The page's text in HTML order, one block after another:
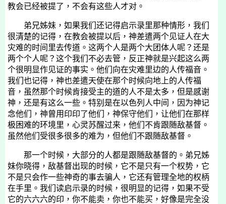
教会已经被提了，不会有这些人才对。
弟兄姊妹，如果我们还记得启示录里那种情形，我们
很清楚的记得，在教会被提以后，神差遣两个见证人在大
灾难的时间里去传道。这两个人是两个大团体人呢？还是
两个个人呢？这个我们不必去管，反正神就是兴起这么两
个很明显作见证的事实。他们向在灾难里边的人传福音。
我们也记得，神也差遣天使在那个时候向地上的人传福
音，虽然那个时候肯接受主的道的人不是太多，但是感谢
神，还是有这么一些。特别是在以色列人中间，因为神记
念他们，神曾用印印了他们，神保守他们，让他们在那样
极困难的环境里，心灵苏醒过来，他们不肯跟随敌基督。
虽然他们受很多很多的难为，但他们不跟随敌基督。
那一个时候，大部分的人都是跟随敌基督的。弟兄姊
妹你晓得，敌基督出现的时候，它不是只有一个权势，它
不是只会作一些神奇的事去骗人，它还有管理全地的权柄
在手里。我们读启示录的时候，很明显的记得，如果不受
它的六六六的印，你不能卖，你也不能买，好像是完全没